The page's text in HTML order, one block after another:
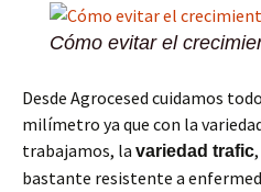
Cómo evitar el
Desde Agrocesed cuidamos
milímetro ya que con la
trabajamos, la variedad trafic
bastante resistente a